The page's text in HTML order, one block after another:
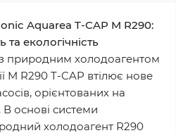
Aquarea T-CAP M R290:
та екологічність
природним холодоагентом
M R290 T-CAP втілює нове
орієнтованих на
основі системи
холодоагент R290